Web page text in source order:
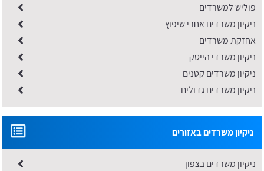
פוליש למשרדים
ניקיון משרדים אחרי שיפוץ
אחזקת משרדים
ניקיון משרדי הייטק
ניקיון משרדים קטנים
ניקיון משרדים גדולים
ניקיון משרדים באזורים
ניקיון משרדים בצפון